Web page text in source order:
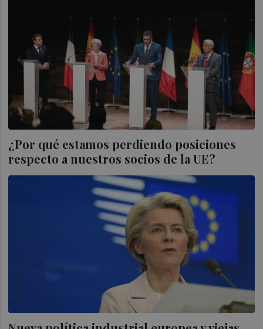
¿Por qué estamos perdiendo posiciones
respecto a nuestros socios de la UE?